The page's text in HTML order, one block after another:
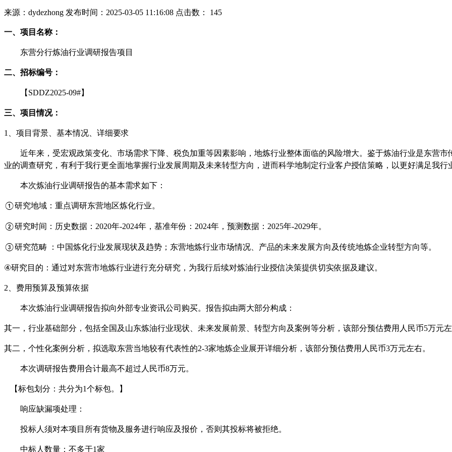
来源：dydezhong 发布时间：2025-03-05 11:16:08 点击数： 145
一、 项目名称：
东营分行炼油行业调研报告项目
二、 招标编号：
【 SDDZ2025-09#】
三、 项目情况：
1、 项目背景、基本情况、详细要求
近年来，受宏观政策变化、市场需求下降、税负加重等因素影响，地炼行业整体面临的风险增大。鉴于炼油行业是东营
业的调查研究，有利于我行更全面地掌握行业发展周期及未来转型方向，进而科学地制定行业客户授信策略，以更好满足我行
本次炼油行业调研报告的基本需求如下：
①研究地域：重点调研东营地区炼化行业。
②研究时间：历史数据： 2020年-2024年，基准年份：2024年，预测数据：2025年-2029年。
③研究范畴 ：中国炼化行业发展现状及趋势；东营地炼行业市场情况、产品的未来发展方向及传统地炼企业转型方向等。
④研究目的：通过对东营市地炼行业进行充分研究，为我行后续对炼油行业授信决策提供切实依据及建议。
2、 费用预算及预算依据
本次炼油行业调研报告拟向外部专业资讯公司购买。报告拟由两大部分构成：
其一，行业基础部分，包括全国及山东炼油行业现状、未来发展前景、转型方向及案例等分析，该部分预估费用人民币5万元
其二，个性化案例分析，拟选取东营当地较有代表性的2-3家地炼企业展开详细分析，该部分预估费用人民币3万元左右。
本次调研报告费用合计最高不超过人民币8万元。
【标包划分：共分为1个标包。】
响应缺漏项处理：
投标人须对本项目所有货物及服务进行响应及报价，否则其投标将被拒绝。
中标人数量：不多于1家